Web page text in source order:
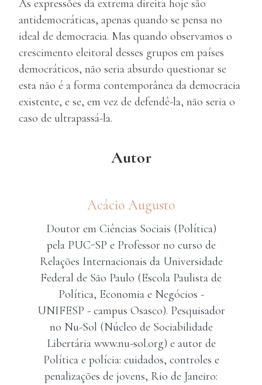
As expressões da extrema direita hoje são
antidemocráticas, apenas quando se pensa no
ideal de democracia. Mas quando observamos o
crescimento eleitoral desses grupos em países
democráticos, não seria absurdo questionar se
esta não é a forma contemporânea da democracia
existente, e se, em vez de defendê-la, não seria o
caso de ultrapassá-la.
Autor
Acácio Augusto
Doutor em Ciências Sociais (Política)
pela PUC-SP e Professor no curso de
Relações Internacionais da Universidade
Federal de São Paulo (Escola Paulista de
Política, Economia e Negócios -
UNIFESP - campus Osasco). Pesquisador
no Nu-Sol (Núcleo de Sociabilidade
Libertária www.nu-sol.org) e autor de
Política e polícia: cuidados, controles e
penalizações de jovens, Rio de Janeiro: